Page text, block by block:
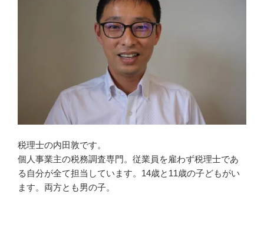
税理士の内田敦です。
個人事業主の税務調査専門。従業員を雇わず税理士であ
る自分が全て担当しています。14歳と11歳の子どもがい
ます。両方とも男の子。